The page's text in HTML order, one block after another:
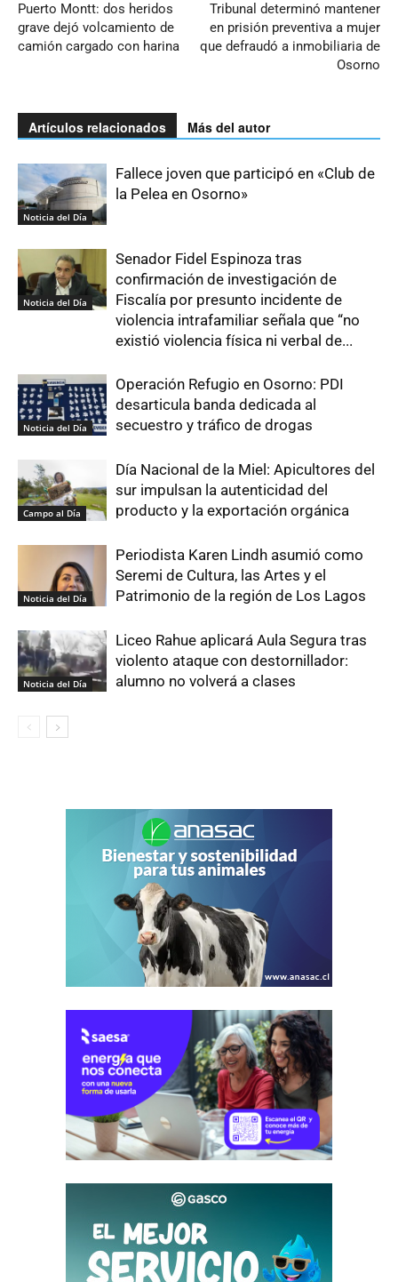
Puerto Montt: dos heridos
grave dejó volcamiento de
camión cargado con harina
Tribunal determinó mantener
en prisión preventiva a mujer
que defraudó a inmobiliaria de
Osorno
Artículos relacionados Más del autor
Noticia del Día
Fallece joven que participó en «Club de
la Pelea en Osorno»
Noticia del Día
Senador Fidel Espinoza tras
confirmación de investigación de
Fiscalía por presunto incidente de
violencia intrafamiliar señala que “no
existió violencia física ni verbal de...
Noticia del Día
Operación Refugio en Osorno: PDI
desarticula banda dedicada al
secuestro y tráfico de drogas
Campo al Día
Día Nacional de la Miel: Apicultores del
sur impulsan la autenticidad del
producto y la exportación orgánica
Noticia del Día
Periodista Karen Lindh asumió como
Seremi de Cultura, las Artes y el
Patrimonio de la región de Los Lagos
Noticia del Día
Liceo Rahue aplicará Aula Segura tras
violento ataque con destornillador:
alumno no volverá a clases